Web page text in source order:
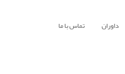
داوران تماس با ما